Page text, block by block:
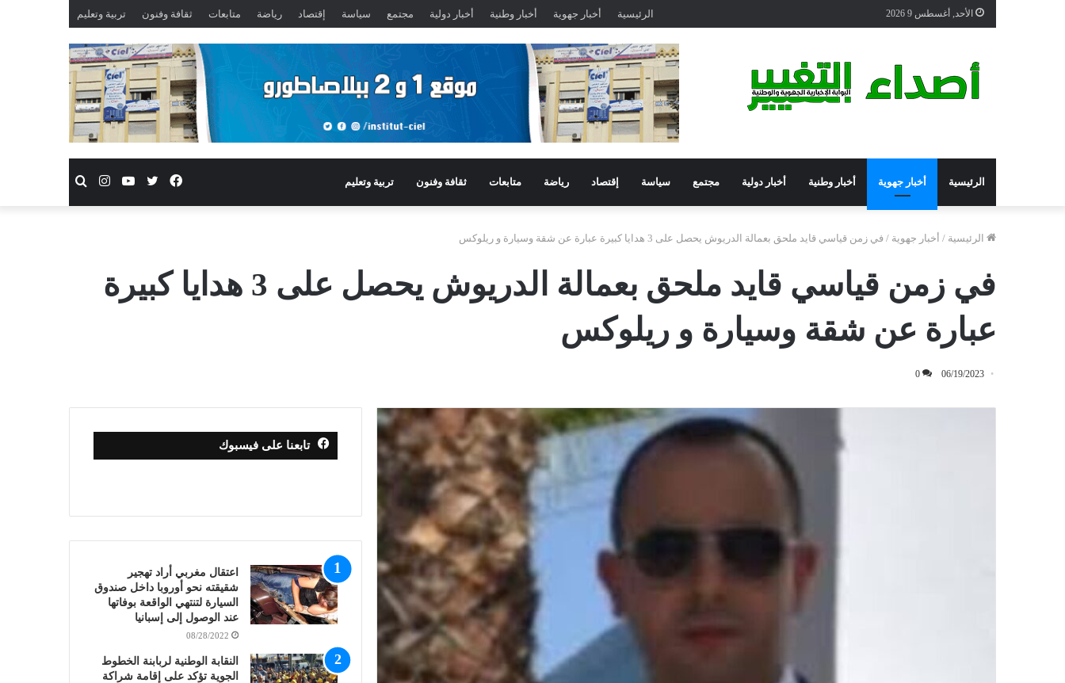
الأحد, أغسطس 9 2026 الرئيسية أخبار جهوية أخبار وطنية أخبار دولية مجتمع سياسة إقتصاد رياضة متابعات ثقافة وفنون تربية وتعليم
الرئيسية أخبار جهوية أخبار وطنية أخبار دولية مجتمع سياسة إقتصاد رياضة متابعات ثقافة وفنون تربية وتعليم بحث
انستقراميوتيوبتويتر
فيسبوك
الرئيسية / أخبار جهوية / في زمن قياسي قايد ملحق بعمالة الدريوش يحصل على 3 هدايا كبيرة عبارة عن شقة وسيارة و ريلوكس
في زمن قياسي قايد ملحق بعمالة الدريوش يحصل على 3 هدايا كبيرة
عبارة عن شقة وسيارة و ريلوكس
06/19/2023
0
تابعنا على فيسبوك
اعتقال مغربي أراد تهجير
شقيقته نحو أوروبا داخل صندوق
السيارة لتنتهي الواقعة بوفاتها
عند الوصول إلى إسبانيا
08/28/2022
النقابة الوطنية لربابنة الخطوط
الجوية تؤكد على إقامة شراكة